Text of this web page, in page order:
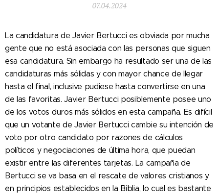
07.04.2024
La candidatura de Javier Bertucci es obviada por mucha
gente que no está asociada con las personas que siguen
esa candidatura. Sin embargo ha resultado ser una de las
candidaturas más sólidas y con mayor chance de llegar
hasta el final, inclusive pudiese hasta convertirse en una
de las favoritas. Javier Bertucci posiblemente posee uno
de los votos duros más sólidos en esta campaña. Es difícil
que un votante de Javier Bertucci cambie su intención de
voto por otro candidato por razones de cálculos
políticos y negociaciones de última hora, que puedan
existir entre las diferentes tarjetas. La campaña de
Bertucci se va basa en el rescate de valores cristianos y
en principios establecidos en la Biblia, lo cual es bastante